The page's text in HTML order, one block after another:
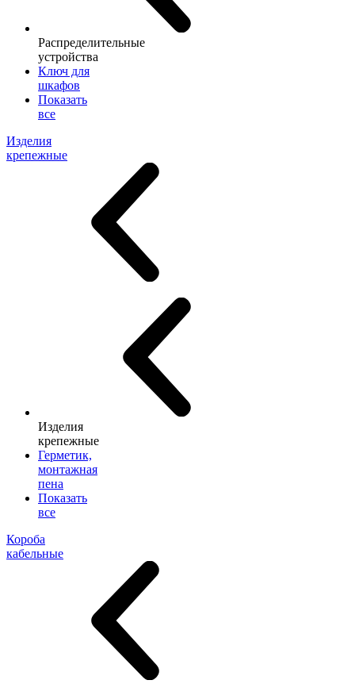
Распределительные
устройства
Ключ для
шкафов
Показать
все
Изделия
крепежные
Изделия
крепежные
Герметик,
монтажная
пена
Показать
все
Короба
кабельные